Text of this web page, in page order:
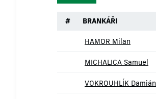
# BRANKÁŘI
HAMOR Milan
MICHALICA Samuel
VOKROUHLÍK Damián